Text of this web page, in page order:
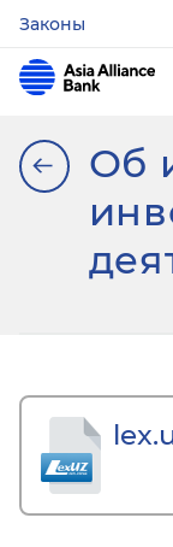
Законы
Об